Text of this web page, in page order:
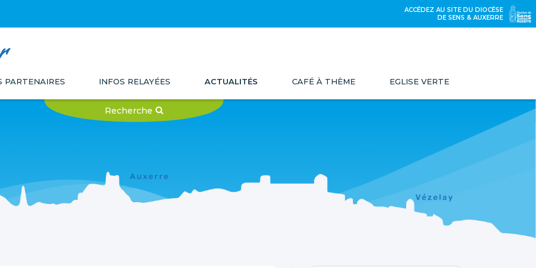
ACCÉDEZ AU SITE DU DIOCÈSE
DE SENS & AUXERRE
ACTUALITÉS CAFÉ À THÈME EGLISE VERTE
PARTENAIRES INFOS RELAYÉES
Recherche